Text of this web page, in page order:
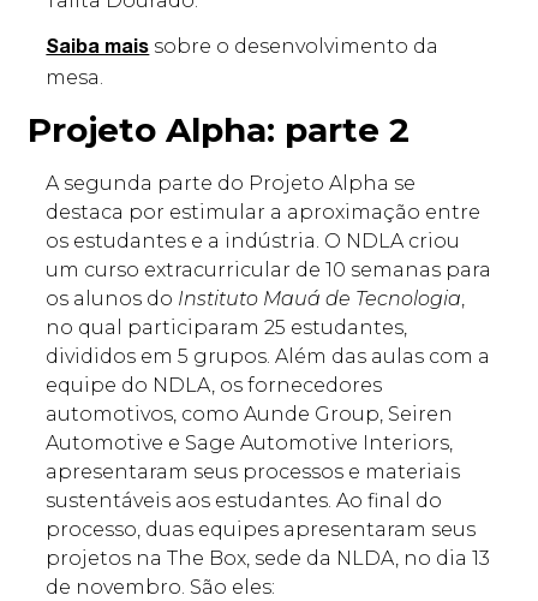
Saiba mais sobre o desenvolvimento da
mesa.
Projeto Alpha: parte 2
A segunda parte do Projeto Alpha se
destaca por estimular a aproximação entre
os estudantes e a indústria. O NDLA criou
um curso extracurricular de 10 semanas para
os alunos do Instituto Mauá de Tecnologia
no qual participaram 25 estudantes,
divididos em 5 grupos. Além das aulas com a
equipe do NDLA, os fornecedores
automotivos, como Aunde Group, Seiren
Automotive e Sage Automotive Interiors,
apresentaram seus processos e materiais
sustentáveis aos estudantes. Ao final do
processo, duas equipes apresentaram seus
projetos na The Box, sede da NLDA, no dia 13
de novembro. São eles: